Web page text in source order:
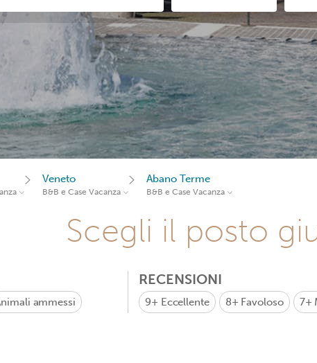
Veneto
B&B e Case Vacanza
Abano Terme
B&B e Case Vacanza
Scegli il posto
ammessi
RECENSIONI
9+ Eccellente 8+ Favoloso 7+